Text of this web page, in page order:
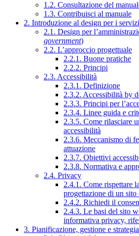
1.2. Consultazione del
1.3. Contribuisci al manuale
2. Introduzione al design per i
2.1. Design per
government)
2.2. L’approccio progettuale
2.2.1. Buone pratiche
2.2.2. Principi
2.3. Accessibilità
2.3.1. Definizione
2.3.2. Accessibilità by
2.3.3. Principi per
2.3.4. Linee guida e
2.3.5. Come rilasciare
accessibilità
2.3.6. Meccanismo di
attuazione
2.3.7. Obiettivi
2.3.8. Normativa e
2.4. Privacy
2.4.1. Come rispettare
progettazione di un
2.4.2. Richiedi il
2.4.3. Le basi del sito
informativa privacy,
3. Pianificazione, gestione e strategia